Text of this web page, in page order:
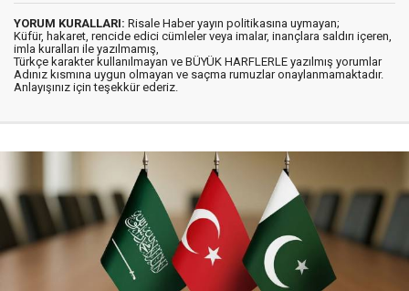
YORUM KURALLARI: Risale Haber yayın politikasına uymayan;
Küfür, hakaret, rencide edici cümleler veya imalar, inançlara saldırı içeren,
imla kuralları ile yazılmamış,
Türkçe karakter kullanılmayan ve BÜYÜK HARFLERLE yazılmış yorumlar
Adınız kısmına uygun olmayan ve saçma rumuzlar onaylanmamaktadır.
Anlayışınız için teşekkür ederiz.